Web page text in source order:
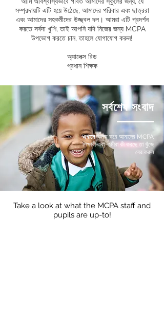
সম্প্রদায়টি এটি হয়ে উঠেছে, আমাদের পরিবার এবং ছাত্ররা
এবং আমাদের সহকর্মীদের উজ্জ্বল দল। আমরা এটি প্রদর্শন
করতে সর্বদা খুশি, তাই আপনি যদি নিজের জন্য MCPA
উপভোগ করতে চান, তাহলে যোগাযোগ করুন!
অ্যালেক্স রিড
প্রধান শিক্ষক
সর্বশেষ সংবাদ
এখানেক্লিক করে আমাদের MCPA
শিক্ষার্থী এবং কর্মীরা কী করছে তা খুঁজে
বের করুন
Take a look at what the MCPA staff and
pupils are up-to!